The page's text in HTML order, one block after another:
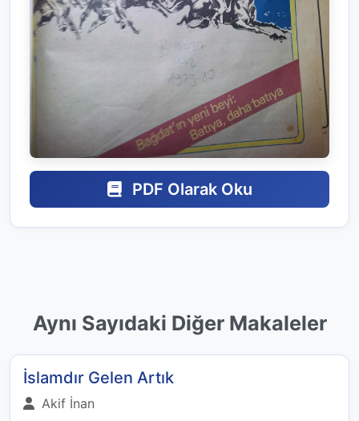
PDF Olarak Oku
Aynı Sayıdaki Diğer Makaleler
İslamdır Gelen Artık
Akif İnan